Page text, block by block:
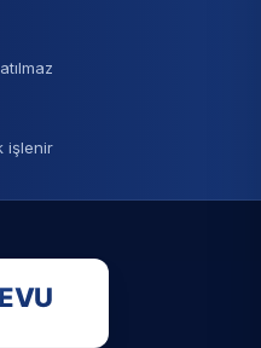
işlenir